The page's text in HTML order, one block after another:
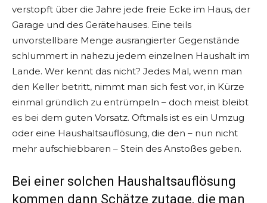
verstopft über die Jahre jede freie Ecke im Haus, der
Garage und des Gerätehauses. Eine teils
unvorstellbare Menge ausrangierter Gegenstände
schlummert in nahezu jedem einzelnen Haushalt im
Lande. Wer kennt das nicht? Jedes Mal, wenn man
den Keller betritt, nimmt man sich fest vor, in Kürze
einmal gründlich zu entrümpeln – doch meist bleibt
es bei dem guten Vorsatz. Oftmals ist es ein Umzug
oder eine Haushaltsauflösung, die den – nun nicht
mehr aufschiebbaren – Stein des Anstoßes geben.
Bei einer solchen Haushaltsauflösung
kommen dann Schätze zutage, die man